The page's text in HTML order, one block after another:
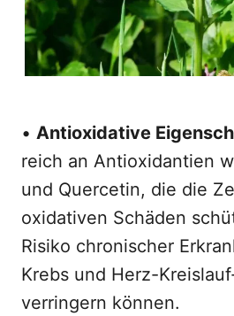
• Antioxidative
reich an Antioxidantien
und Quercetin, die die
oxidativen Schäden
Risiko chronischer
Krebs und Herz-
verringern können.